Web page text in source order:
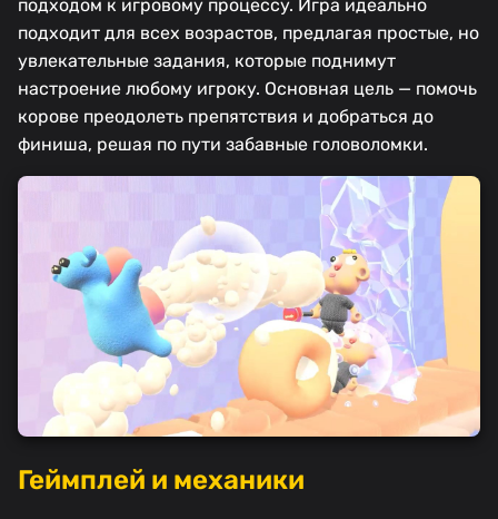
подходом к игровому процессу. Игра идеально
подходит для всех возрастов, предлагая простые, но
увлекательные задания, которые поднимут
настроение любому игроку. Основная цель — помочь
корове преодолеть препятствия и добраться до
финиша, решая по пути забавные головоломки.
Геймплей и механики